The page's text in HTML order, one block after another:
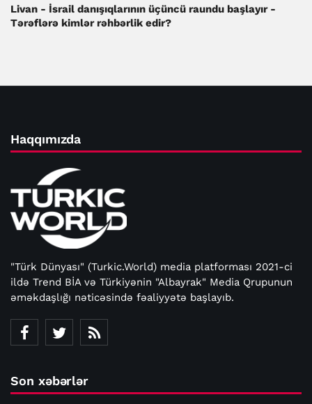
Livan - İsrail danışıqlarının üçüncü raundu başlayır -
Tərəflərə kimlər rəhbərlik edir?
Haqqımızda
"Türk Dünyası" (Turkic.World) media platforması 2021-ci
ildə Trend BİA və Türkiyənin "Albayrak" Media Qrupunun
əməkdaşlığı nəticəsində fəaliyyətə başlayıb.
Son xəbərlər